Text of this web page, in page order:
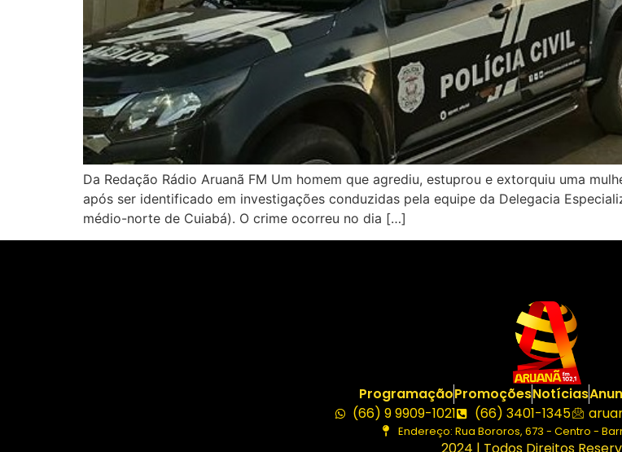
Da Redação Rádio Aruanã FM Um homem que agrediu, estuprou e extorquiu uma
após ser identificado em investigações conduzidas pela equipe da Delegacia
médio-norte de Cuiabá). O crime ocorreu no dia […]
ProgramaçãoPromoçõesNotícias
(66) 9 9909-1021
(66) 3401-1345
Endereço: Rua Bororos, 673 - Centro -